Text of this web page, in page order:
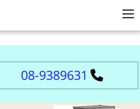
08-9389631